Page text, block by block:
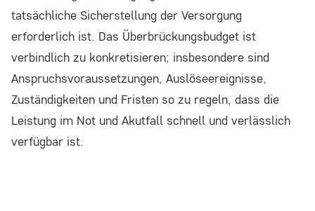
tatsächliche Sicherstellung der Versorgung
erforderlich ist. Das Überbrückungsbudget ist
verbindlich zu konkretisieren; insbesondere sind
Anspruchsvoraussetzungen, Auslöseereignisse,
Zuständigkeiten und Fristen so zu regeln, dass die
Leistung im Not und Akutfall schnell und verlässlich
verfügbar ist.